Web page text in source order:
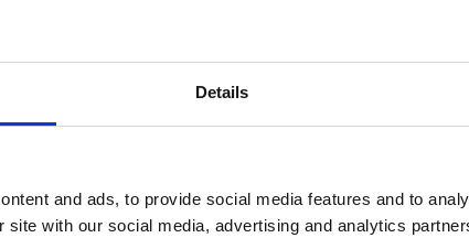
Details
and ads, to provide social media features and to
site with our social media, advertising and analytics
Amandina Bumi Nusantara mit
Foundation zusammen, einer
Asia gegründeten
anderen asiatischen Ländern
90 % der Kunststoffabfälle von
Sektor - bei Amandina und